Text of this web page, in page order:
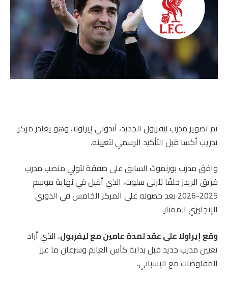
تم تصوير مدرب ليفربول الجديد، أندوني إيراولا، وهو يغادر مركز
تدريب أكسا قبل التأكيد الرسمي لتعيينه.
وافق مدرب بورنموث السابق على صفقة لتولي منصب مدرب
فريق الريدز خلفًا لآرني سلوت، الذي أقيل في نهاية موسم
2025-2026 بعد حصوله على المركز الخامس في الدوري
الإنجليزي الممتاز.
وقع إيراولا على عقد لمدة عامين مع ليفربول، الذي أراد
تعيين مدرب جديد قبل بداية كأس العالم وسرعان ما عزز
المفاوضات مع الإسباني.